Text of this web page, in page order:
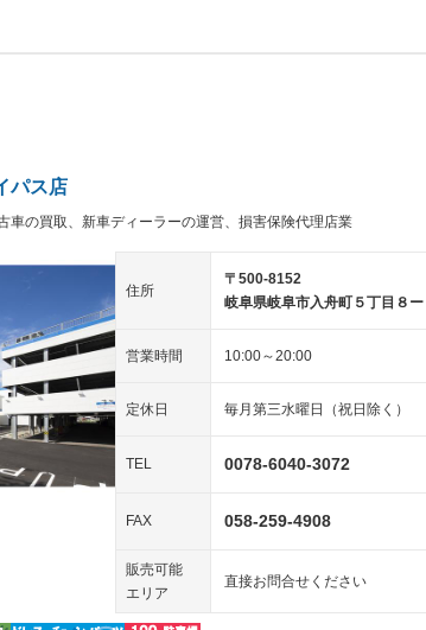
イド
ル
－ 100V電源
ンジャー
革シート
－ HID(キセノンライト) － ポータブルナビ
エアロ スマートキー
－ パワーシート 3列シート
チップアップシート オットマン
ウォークスルー 後席モニター
シートエアコン
エアサスペンション
パス店
車の買取、新車ディーラーの運営、損害保険代理店業
住所
〒500-8152
岐阜県岐阜市入舟町５丁目８ー
営業時間 10:00～20:00
定休日 毎月第三水曜日（祝日除く）
TEL 0078-6040-3072
FAX 058-259-4908
販売可能
エリア
直接お問合せください